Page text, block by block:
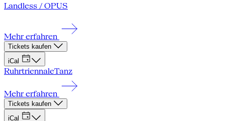
Landless / OPUS
Mehr erfahren
Tickets kaufen
iCal
RuhrtriennaleTanz
Mehr erfahren
Tickets kaufen
iCal